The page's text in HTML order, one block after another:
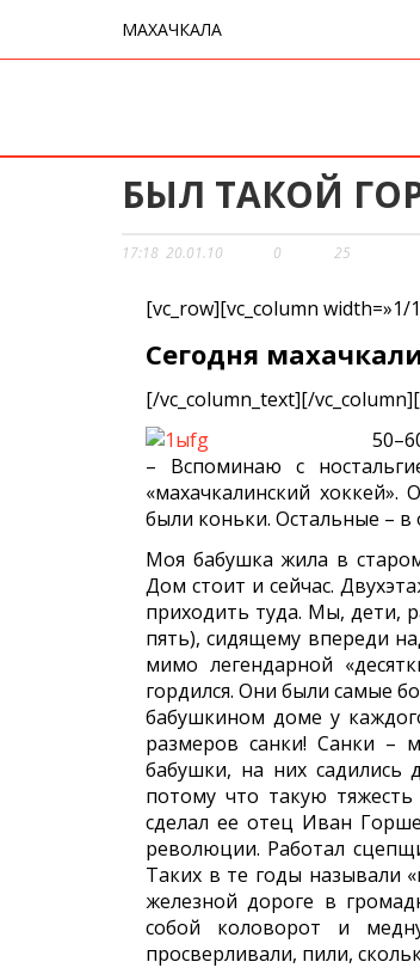
МАХАЧКАЛА
БЫЛ ТАКОЙ
17:18 20.01.10 0 25
[vc_row][vc_column width=»1/
Сегодня
[/vc_column_text][/
– Вспоминаю с
«махачкалинский
были коньки. Остальные – в
Моя бабушка жила в
Дом стоит и сейчас.
приходить туда. Мы, дети,
пять), сидящему впереди
мимо легендарной
гордился. Они были самые
бабушкином доме у
размеров санки! Санки –
бабушки, на них садились
потому что такую
сделал ее отец Иван
революции. Работал
Таких в те годы называли
железной дороге в
собой коловорот и
просверливали, пили,